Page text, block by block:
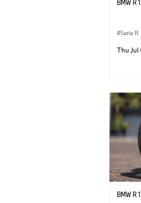
BMW R
Serie R
Thu Jul
BMW R